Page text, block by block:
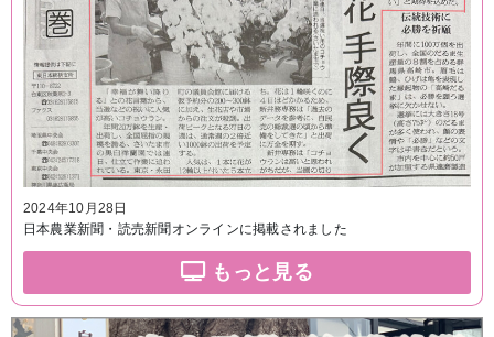
2024年10月28日
日本農業新聞・読売新聞オンラインに掲載されました
もっと見る